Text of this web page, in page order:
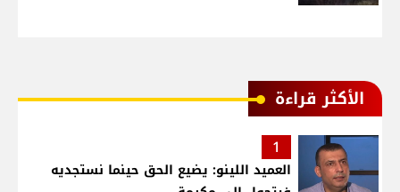
الأكثر قراءة
1
العميد اللينو: يضيع الحق حينما نستجديه